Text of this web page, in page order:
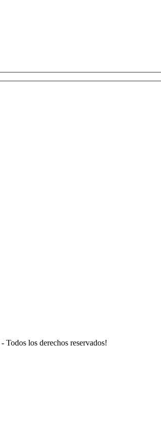
- Todos los derechos reservados!